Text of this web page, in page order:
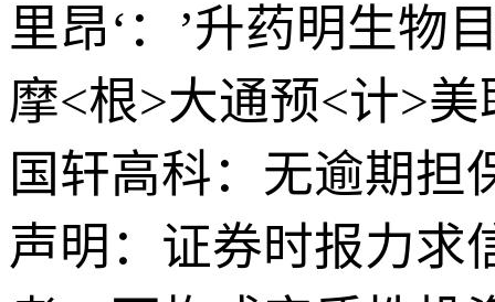
里昂‘：’升药明生物
摩<根>大通预<计>
国轩高科：无逾期担
声明：证券时报力求